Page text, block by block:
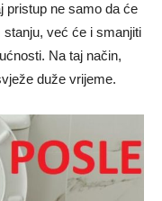
pristup ne samo da će
već će i smanjiti
Na taj način,
duže vrijeme.